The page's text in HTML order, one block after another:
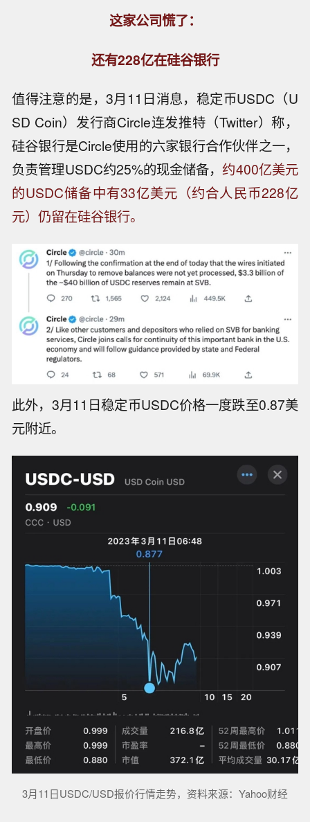
这家公司慌了：
还有228亿在硅谷银行
值得注意的是，3月11日消息，稳定币USDC（U
SD Coin）发行商Circle连发推特（Twitter）称，
硅谷银行是Circle使用的六家银行合作伙伴之一，
负责管理USDC约25%的现金储备，约400亿美元
的USDC储备中有33亿美元（约合人民币228亿
元）仍留在硅谷银行。
此外，3月11日稳定币USDC价格一度跌至0.87美
元附近。
3月11日USDC/USD报价行情走势，资料来源：Yahoo财经